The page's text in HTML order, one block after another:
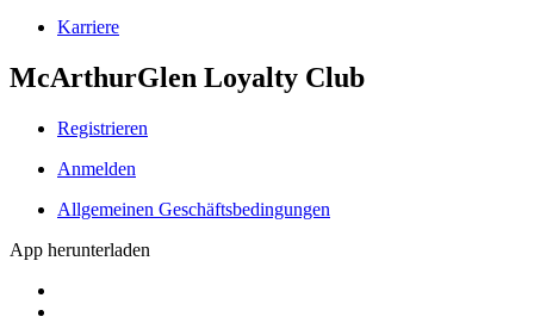
Karriere
McArthurGlen Loyalty Club
Registrieren
Anmelden
Allgemeinen Geschäftsbedingungen
App herunterladen